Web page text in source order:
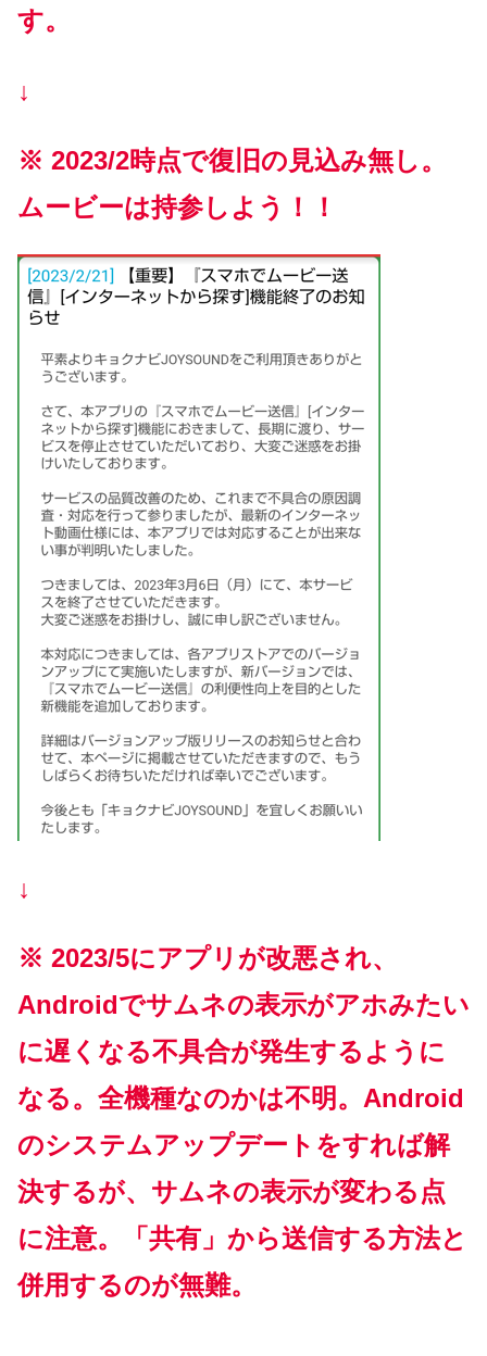
す。
↓
※ 2023/2時点で復旧の見込み無し。
ムービーは持参しよう！！
↓
※ 2023/5にアプリが改悪され、
Androidでサムネの表示がアホみたい
に遅くなる不具合が発生するように
なる。全機種なのかは不明。Android
のシステムアップデートをすれば解
決するが、サムネの表示が変わる点
に注意。「共有」から送信する方法と
併用するのが無難。